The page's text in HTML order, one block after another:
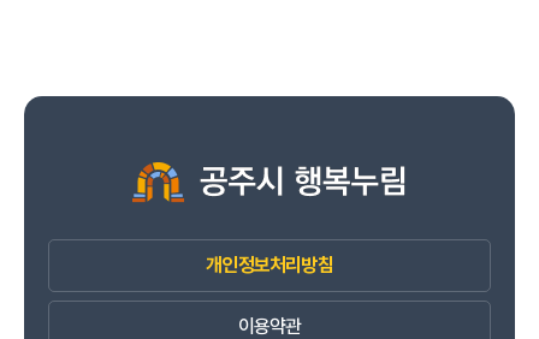
개인정보처리방침
이용약관